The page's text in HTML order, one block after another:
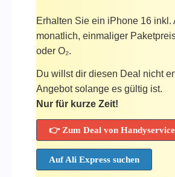
Erhalten Sie ein iPhone 16 inkl.
monatlich, einmaliger
oder O₂.
Du willst dir diesen Deal nicht
Angebot solange es gültig ist.
Nur für kurze Zeit!
👉 Zum Deal von
Auf Ali Express suchen